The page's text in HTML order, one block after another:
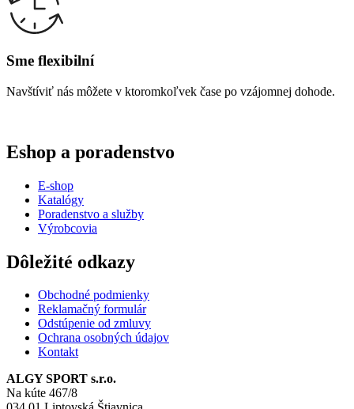
Sme flexibilní
Navštíviť nás môžete v ktoromkoľvek čase po vzájomnej dohode.
Eshop a poradenstvo
E-shop
Katalógy
Poradenstvo a služby
Výrobcovia
Dôležité odkazy
Obchodné podmienky
Reklamačný formulár
Odstúpenie od zmluvy
Ochrana osobných údajov
Kontakt
ALGY SPORT s.r.o.
Na kúte 467/8